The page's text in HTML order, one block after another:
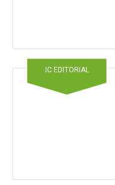
IC EDITORIAL